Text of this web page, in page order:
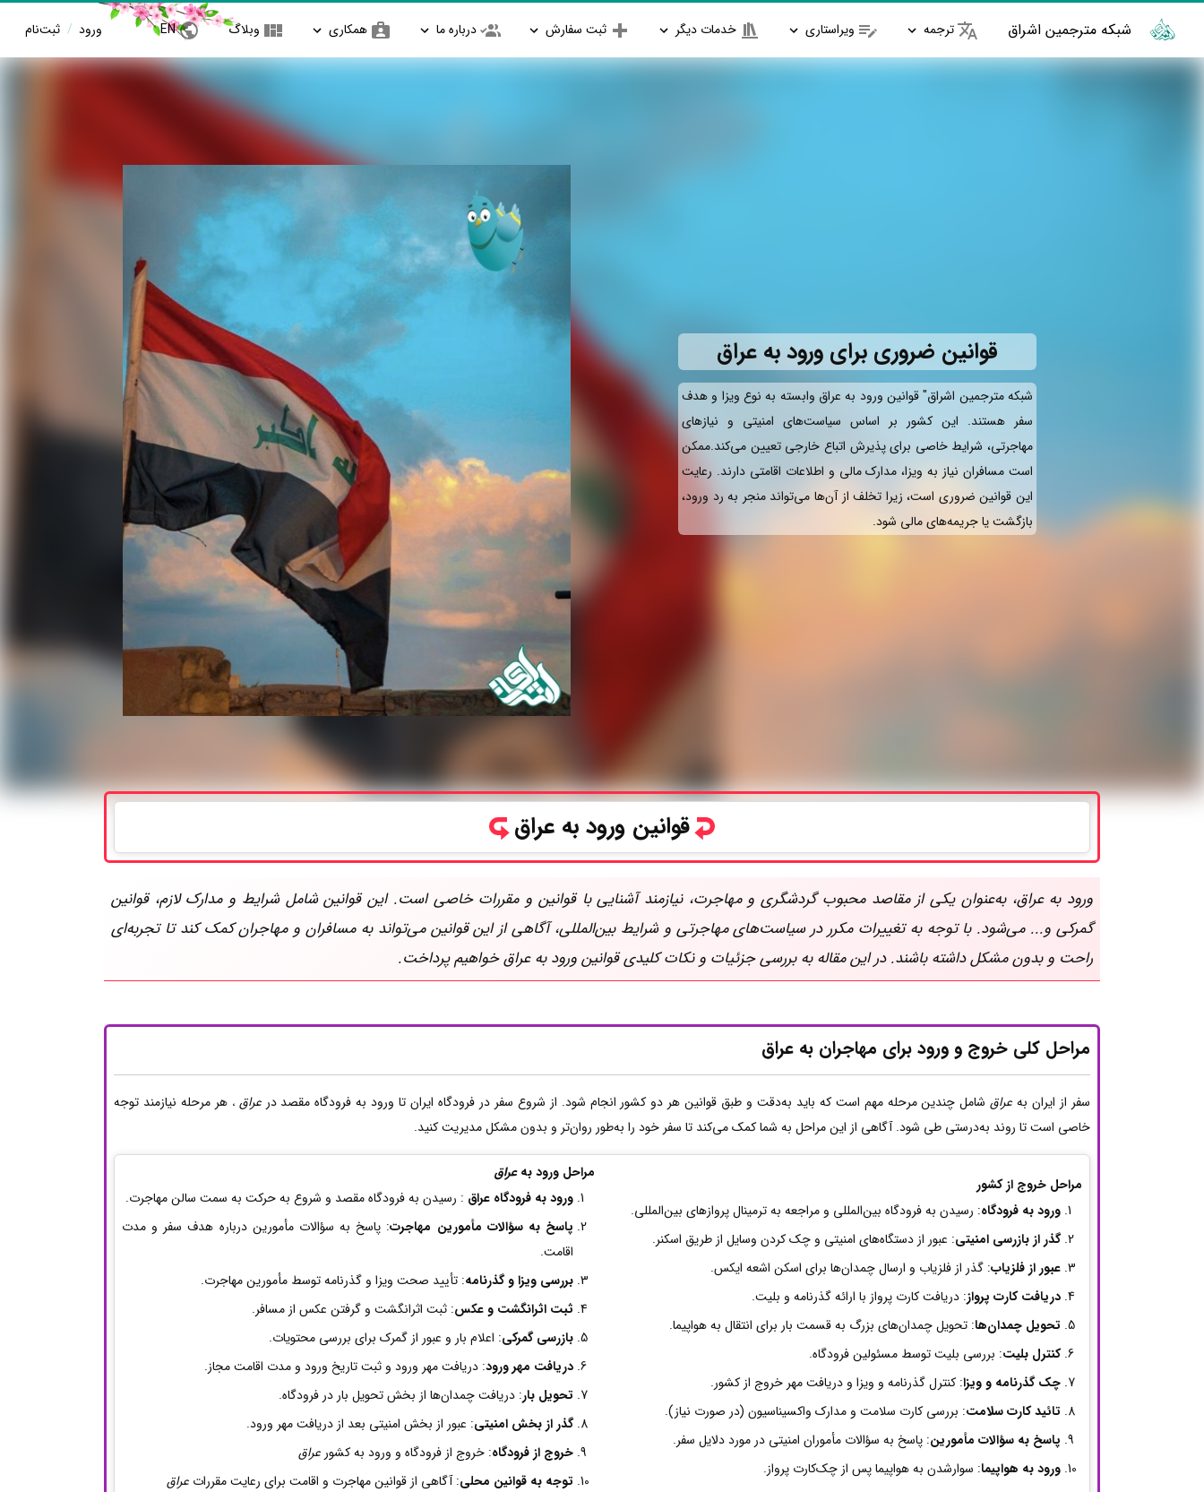
شبکه مترجمین اشراق ترجمه ویراستاری خدمات دیگر ثبت سفارش درباره ما همکاری وبلاگ EN ورود / ثبت‌نام
قوانین ضروری برای ورود به عراق
شبکه مترجمین اشراق" قوانین ورود به عراق وابسته به نوع ویزا و هدف
سفر هستند. این کشور بر اساس سیاست‌های امنیتی و نیازهای
مهاجرتی، شرایط خاصی برای پذیرش اتباع خارجی تعیین می‌کند.ممکن
است مسافران نیاز به ویزا، مدارک مالی و اطلاعات اقامتی دارند. رعایت
این قوانین ضروری است، زیرا تخلف از آن‌ها می‌تواند منجر به رد ورود،
بازگشت یا جریمه‌های مالی شود.
قوانین ورود به عراق
ورود به عراق، به‌عنوان یکی از مقاصد محبوب گردشگری و مهاجرت، نیازمند آشنایی با قوانین و مقررات خاصی است. این قوانین شامل شرایط و مدارک لازم، قوانین
گمرکی و... می‌شود. با توجه به تغییرات مکرر در سیاست‌های مهاجرتی و شرایط بین‌المللی، آگاهی از این قوانین می‌تواند به مسافران و مهاجران کمک کند تا تجربه‌ای
راحت و بدون مشکل داشته باشند. در این مقاله به بررسی جزئیات و نکات کلیدی قوانین ورود به عراق خواهیم پرداخت.
مراحل کلی خروج و ورود برای مهاجران به عراق
سفر از ایران به عراقشامل چندین مرحله مهم است که باید به‌دقت و طبق قوانین هر دو کشور انجام شود. از شروع سفر در فرودگاه ایران تا ورود به فرودگاه مقصد درعراق ، هر مرحله نیازمند توجه
خاصی است تا روند به‌درستی طی شود. آگاهی از این مراحل به شما کمک می‌کند تا سفر خود را به‌طور روان‌تر و بدون مشکل مدیریت کنید.
مراحل خروج از کشور
ورود به فرودگاه: رسیدن به فرودگاه بین‌المللی و مراجعه به ترمینال پروازهای بین‌المللی.
گذر از بازرسی امنیتی: عبور از دستگاه‌های امنیتی و چک کردن وسایل از طریق اسکنر.
عبور از فلزیاب: گذر از فلزیاب و ارسال چمدان‌ها برای اسکن اشعه ایکس.
دریافت کارت پرواز: دریافت کارت پرواز با ارائه گذرنامه و بلیت.
تحویل چمدان‌ها: تحویل چمدان‌های بزرگ به قسمت بار برای انتقال به هواپیما.
کنترل بلیت: بررسی بلیت توسط مسئولین فرودگاه.
چک گذرنامه و ویزا: کنترل گذرنامه و ویزا و دریافت مهر خروج از کشور.
تائید کارت سلامت: بررسی کارت سلامت و مدارک واکسیناسیون (در صورت نیاز).
پاسخ به سؤالات مأمورین: پاسخ به سؤالات مأموران امنیتی در مورد دلایل سفر.
ورود به هواپیما: سوارشدن به هواپیما پس از چک‌کارت پرواز.
مراحل ورود بهعراق
ورود به فرودگاه عراق : رسیدن به فرودگاه مقصد و شروع به حرکت به سمت سالن مهاجرت.
پاسخ به سؤالات مأمورین مهاجرت: پاسخ به سؤالات مأمورین درباره هدف سفر و مدت
اقامت.
بررسی ویزا و گذرنامه: تأیید صحت ویزا و گذرنامه توسط مأمورین مهاجرت.
ثبت اثرانگشت و عکس: ثبت اثرانگشت و گرفتن عکس از مسافر.
بازرسی گمرکی: اعلام بار و عبور از گمرک برای بررسی محتویات.
دریافت مهر ورود: دریافت مهر ورود و ثبت تاریخ ورود و مدت اقامت مجاز.
تحویل بار: دریافت چمدان‌ها از بخش تحویل بار در فرودگاه.
گذر از بخش امنیتی: عبور از بخش امنیتی بعد از دریافت مهر ورود.
خروج از فرودگاه: خروج از فرودگاه و ورود به کشور عراق
توجه به قوانین محلی: آگاهی از قوانین مهاجرت و اقامت برای رعایت مقررات عراق